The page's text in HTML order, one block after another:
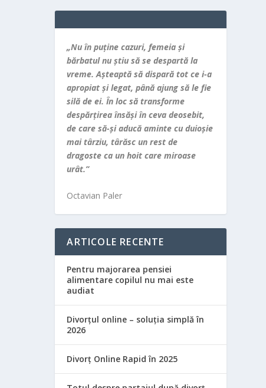
„Nu în puţine cazuri, femeia şi
bărbatul nu ştiu să se despartă la
vreme. Aşteaptă să dispară tot ce i-a
apropiat şi legat, până ajung să le fie
silă de ei. În loc să transforme
despărţirea însăşi în ceva deosebit,
de care să-şi aducă aminte cu duioşie
mai târziu, târăsc un rest de
dragoste ca un hoit care miroase
urât.”
Octavian Paler
ARTICOLE RECENTE
Pentru majorarea pensiei
alimentare copilul nu mai este
audiat
Divorțul online – soluția simplă în
2026
Divorț Online Rapid în 2025